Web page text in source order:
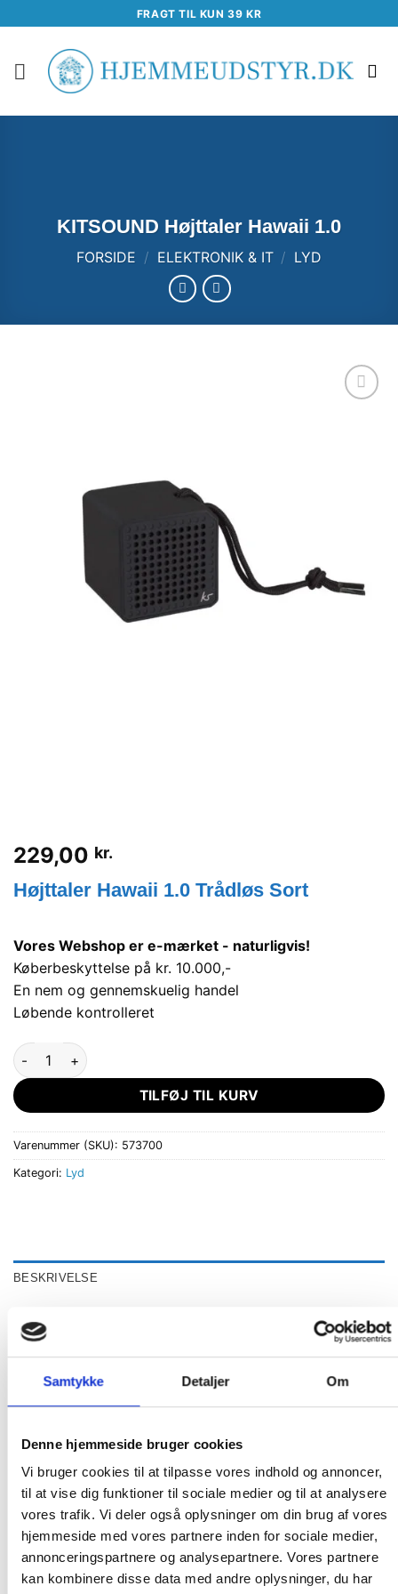
Samtykke Detaljer Om
Denne hjemmeside bruger cookies
Vi bruger cookies til at tilpasse vores indhold og annoncer,
til at vise dig funktioner til sociale medier og til at analysere
vores trafik. Vi deler også oplysninger om din brug af vores
hjemmeside med vores partnere inden for sociale medier,
annonceringspartnere og analysepartnere. Vores partnere
kan kombinere disse data med andre oplysninger, du har
til
FRAGT TIL KUN 39 KR
KITSOUND Højttaler Hawaii 1.0
FORSIDE / ELEKTRONIK & IT / LYD
229,00 kr.
Højttaler Hawaii 1.0 Trådløs Sort
Vores Webshop er e-mærket - naturligvis!
Køberbeskyttelse på kr. 10.000,-
En nem og gennemskuelig handel
Løbende kontrolleret
KITSOUND Højttaler Hawaii 1.0 antal
TILFØJ TIL KURV
Varenummer (SKU): 573700
Kategori: Lyd
BESKRIVELSE
Hawaii 1.0 Trådløs Højttaler
Trådløs forbindelse
Enkel og nem at bruge
Imponerende lille og bærbar trådløs højttaler til alle
resjer og ture. Med trådløs forbindelse, IPX5 stænktæt
hus, superklare knapper og er fuldt opladet på mindre
end 2 timer, er denne lille højttaler perfekt til musik
under rejsen.